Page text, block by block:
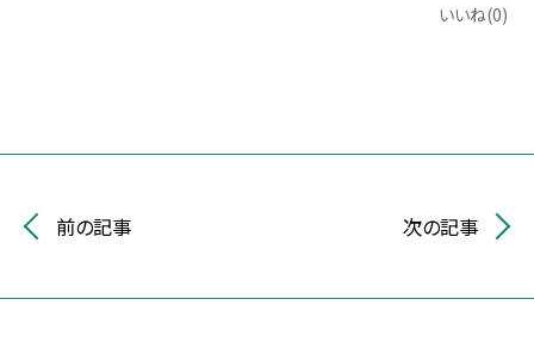
いいね(0)
前の記事 次の記事